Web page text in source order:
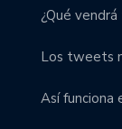
¿Qué
Los tweets
Así funciona